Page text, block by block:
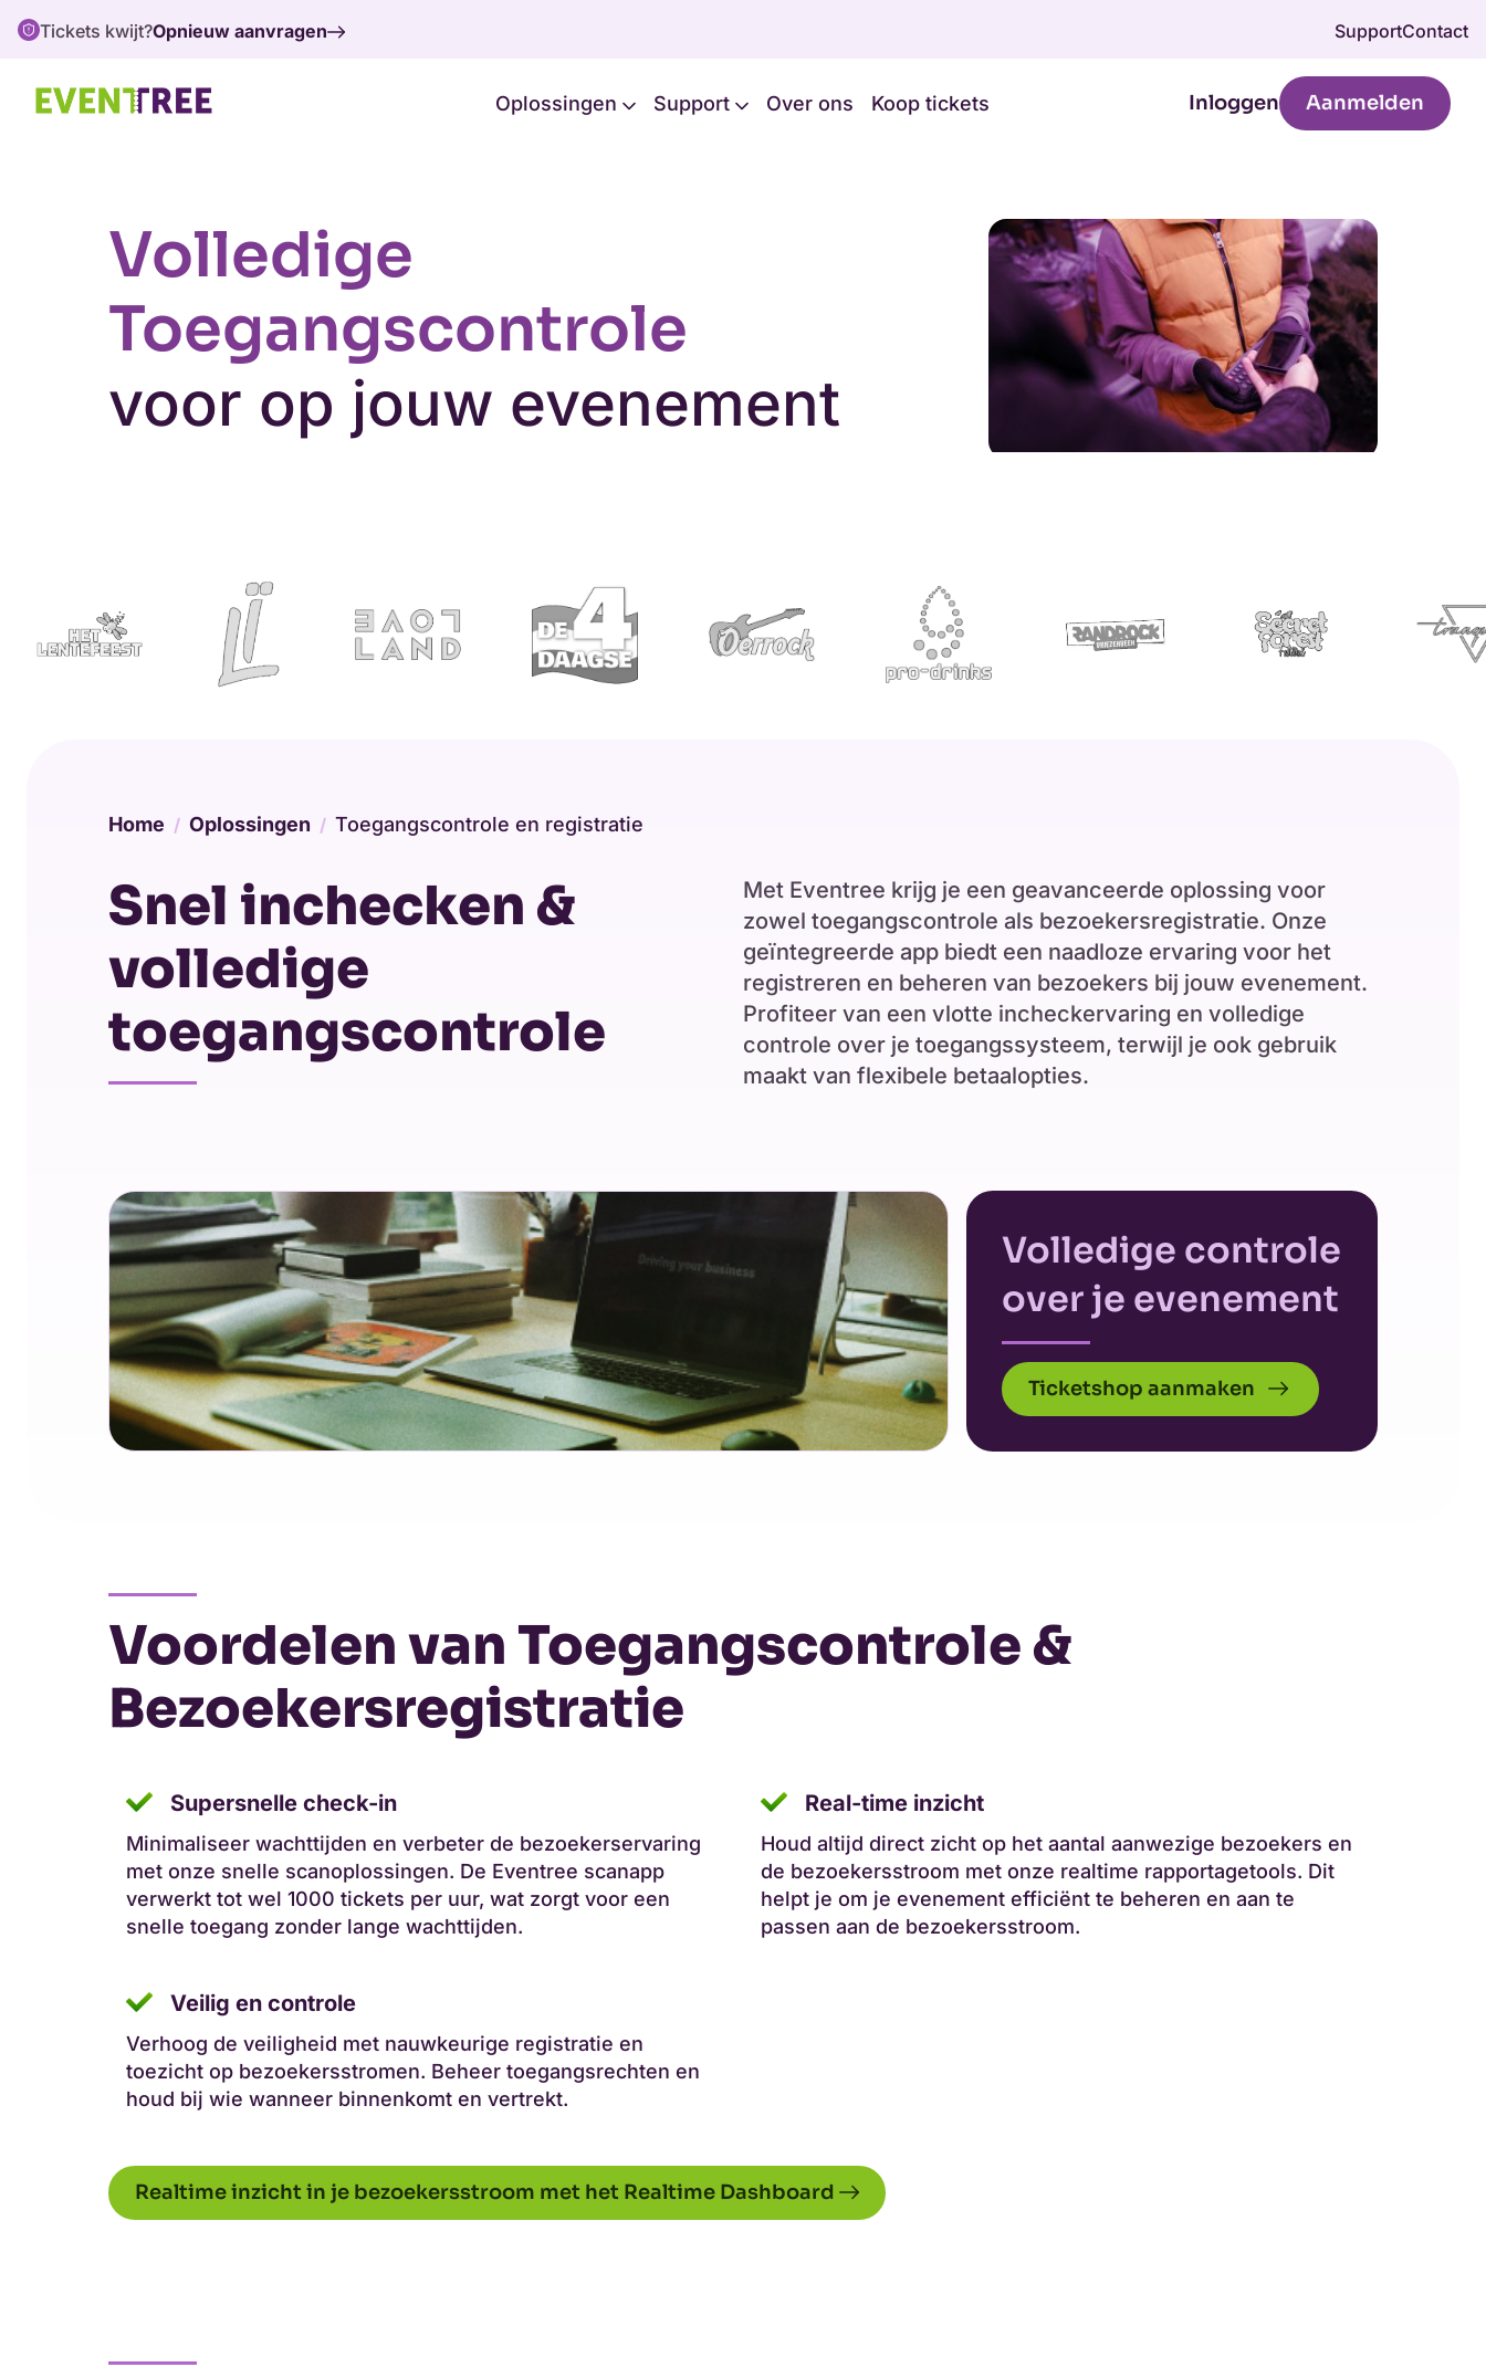
Tickets kwijt?Opnieuw aanvragen SupportContact
Oplossingen Support Over ons Koop tickets Inloggen Aanmelden
Volledige
Toegangscontrole
voor op jouw evenement
Home Oplossingen Toegangscontrole en registratie
Snel inchecken &
volledige
toegangscontrole
Met Eventree krijg je een geavanceerde oplossing voor
zowel toegangscontrole als bezoekersregistratie. Onze
geïntegreerde app biedt een naadloze ervaring voor het
registreren en beheren van bezoekers bij jouw evenement.
Profiteer van een vlotte incheckervaring en volledige
controle over je toegangssysteem, terwijl je ook gebruik
maakt van flexibele betaalopties.
Volledige controle
over je evenement
Ticketshop aanmaken
Voordelen van Toegangscontrole &
Bezoekersregistratie
Supersnelle check-in
Minimaliseer wachttijden en verbeter de bezoekerservaring
met onze snelle scanoplossingen. De Eventree scanapp
verwerkt tot wel 1000 tickets per uur, wat zorgt voor een
snelle toegang zonder lange wachttijden.
Real-time inzicht
Houd altijd direct zicht op het aantal aanwezige bezoekers en
de bezoekersstroom met onze realtime rapportagetools. Dit
helpt je om je evenement efficiënt te beheren en aan te
passen aan de bezoekersstroom.
Veilig en controle
Verhoog de veiligheid met nauwkeurige registratie en
toezicht op bezoekersstromen. Beheer toegangsrechten en
houd bij wie wanneer binnenkomt en vertrekt.
Realtime inzicht in je bezoekersstroom met het Realtime Dashboard